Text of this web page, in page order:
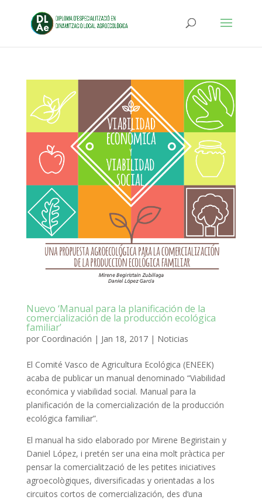
Nuevo ‘Manual para la planificación de la
comercialización de la producción ecológica
familiar’
por Coordinación | Jan 18, 2017| Noticias
El Comité Vasco de Agricultura Ecológica (ENEEK)
acaba de publicar un manual denominado “Viabilidad
económica y viabilidad social. Manual para la
planificación de la comercialización de la producción
ecológica familiar”.
El manual ha sido elaborado por Mirene Begiristain y
Daniel López, i pretén ser una eina molt pràctica per
pensar la comercialització de les petites iniciatives
agroecològiques, diversificadas y orientadas a los
circuitos cortos de comercialización, des d’una